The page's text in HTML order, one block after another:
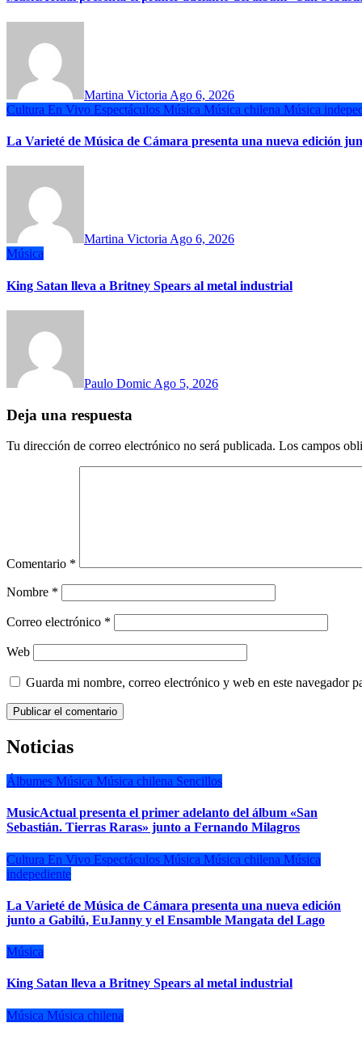
Martina Victoria Ago 6, 2026
Cultura En Vivo Espectáculos Música Música chilena Música
La Varieté de Música de Cámara presenta una nueva edición
Martina Victoria Ago 6, 2026
Música
King Satan lleva a Britney Spears al metal industrial
Paulo Domic Ago 5, 2026
Deja una respuesta
Tu dirección de correo electrónico no será publicada. Los campos
Comentario *
Nombre *
Correo electrónico *
Web
Guarda mi nombre, correo electrónico y web en este navegador
Noticias
Álbumes Música Música chilena Sencillos
MusicActual presenta el primer adelanto del álbum «San
Sebastián. Tierras Raras» junto a Fernando Milagros
Cultura En Vivo Espectáculos Música Música chilena Música
indepediente
La Varieté de Música de Cámara presenta una nueva edición
junto a Gabilú, EuJanny y el Ensamble Mangata del Lago
Música
King Satan lleva a Britney Spears al metal industrial
Música Música chilena